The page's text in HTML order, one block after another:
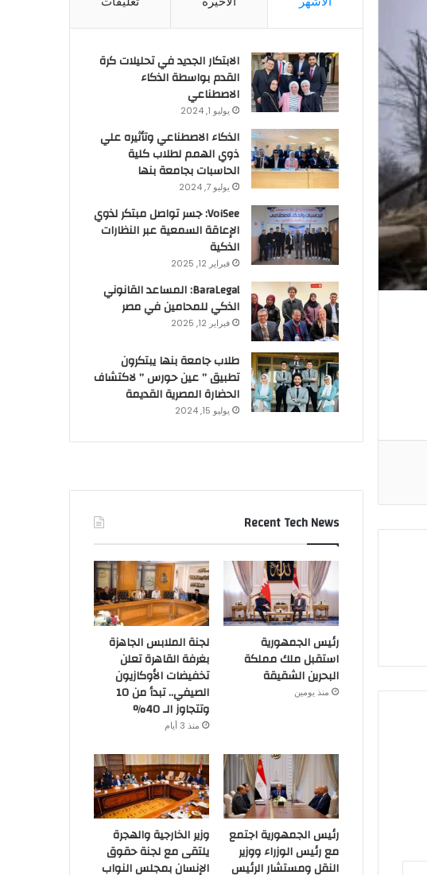
الابتكار الجديد في تحليلات كرة
القدم بواسطة الذكاء
الاصطناعي
يوليو 1, 2024
الذكاء الاصطناعي وتأثيره علي
ذوي الهمم لطلاب كلية
الحاسبات بجامعة بنها
يوليو 7, 2024
VoiSee: جسر تواصل مبتكر لذوي
الإعاقة السمعية عبر النظارات
الذكية
فبراير 12, 2025
BaraLegal: المساعد القانوني
الذكي للمحامين في مصر
فبراير 12, 2025
طلاب جامعة بنها يبتكرون
تطبيق ” عين حورس ” لاكتشاف
الحضارة المصرية القديمة
يوليو 15, 2024
Recent Tech News
رئيس الجمهورية
استقبل ملك مملكة
البحرين الشقيقة
منذ يومين
لجنة الملابس الجاهزة
بغرفة القاهرة تعلن
تخفيضات الأوكازيون
الصيفي.. تبدأ من 10
وتتجاوز الـ 40%
منذ 3 أيام
رئيس الجمهورية اجتمع
مع رئيس الوزراء ووزير
النقل ومستشار الرئيس
وزير الخارجية والهجرة
يلتقى مع لجنة حقوق
الإنسان بمجلس النواب